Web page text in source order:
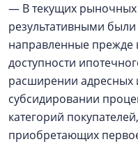
— В текущих рыночных
результативными
направленные прежде
доступности
расширении
субсидировании
категорий
приобретающих